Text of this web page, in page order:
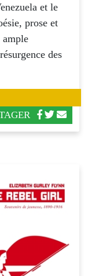
et le
prose et
des